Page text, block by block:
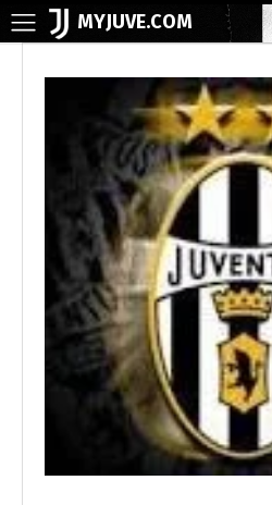
MYJUVE.COM